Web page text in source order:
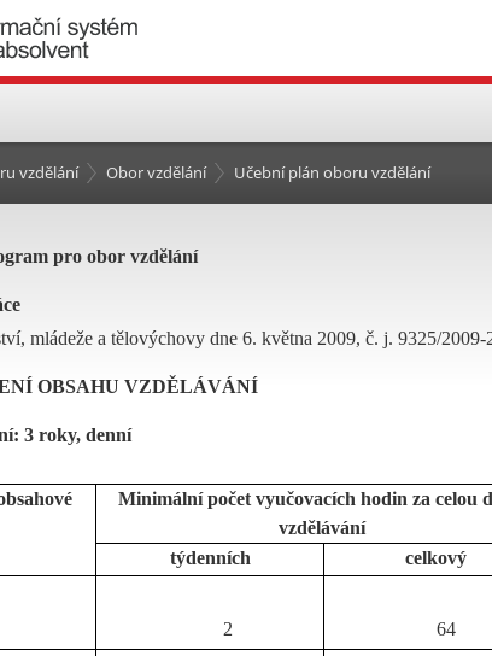
vzdělání Obor vzdělání Učební plán oboru vzdělání
pro obor vzdělání
mládeže a tělovýchovy dne 6. května 2009, č. j. 9325/2009-
OBSAHU VZDĚLÁVÁNÍ
3 roky, denní
Minimální počet vyučovacích hodin za celou
vzdělávání
týdenních
celkový
2
64